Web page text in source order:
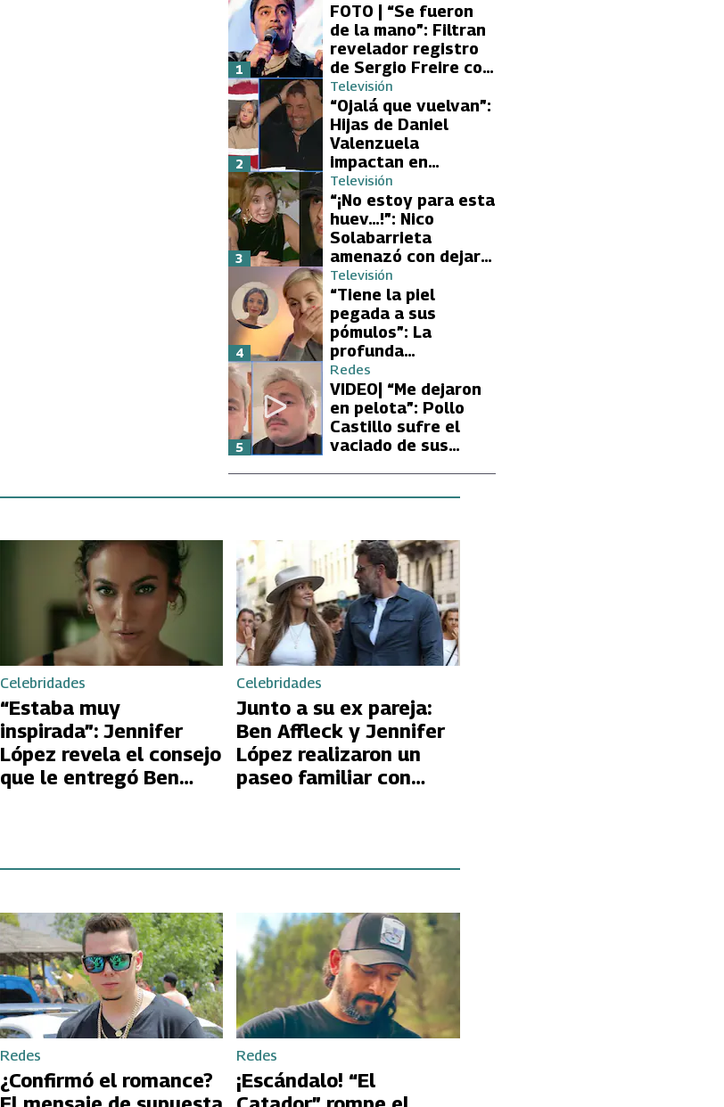
FOTO | “Se fueron
de la mano”: Filtran
revelador registro
de Sergio Freire con
supuesta nueva
conquista
1
Televisión
“Ojalá que vuelvan”:
Hijas de Daniel
Valenzuela
impactan en
Volverías con tu Ex
2 con directa
petición a su papá
sobre Yamila Reyna
2
Televisión
“¡No estoy para esta
huev…!”: Nico
Solabarrieta
amenazó con dejar
Volverías con tu Ex
tras encontrón con
Carmen Gloria
Arroyo
3
Televisión
“Tiene la piel
pegada a sus
pómulos”: La
profunda
preocupación de
Fran García-
Huidobro por la
extrema delgadez
de Kathy Orellana
4
Redes
VIDEO| “Me dejaron
en pelota”: Pollo
Castillo sufre el
vaciado de sus
5
Celebridades
“Estaba muy
inspirada”: Jennifer
López revela el consejo
que le entregó Ben
Celebridades
Junto a su ex pareja:
Ben Affleck y Jennifer
López realizaron un
paseo familiar con
Redes
¿Confirmó el romance?
Redes
¡Escándalo! “El